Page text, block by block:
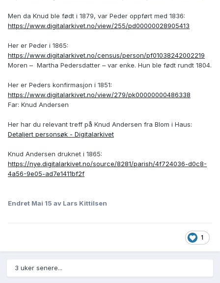
Men da Knud ble født i 1879, var Peder oppført med 1836:
https://www.digitalarkivet.no/view/255/pd00000028905413
Her er Peder i 1865:
https://www.digitalarkivet.no/census/person/pf01038242002219
Moren – Martha Pedersdatter – var enke. Hun ble født rundt 1804.
Her er Peders konfirmasjon i 1851:
https://www.digitalarkivet.no/view/279/pk00000000486338
Far: Knud Andersen
Her har du relevant treff på Knud Andersen fra Blom i Haus:
Detaljert personsøk - Digitalarkivet
Knud Andersen druknet i 1865:
https://nye.digitalarkivet.no/source/8281/parish/4f724036-d0c8-
4a56-9e05-ad7e1411bf2f
Endret Mai 15 av Lars Kittilsen
1
3 uker senere...